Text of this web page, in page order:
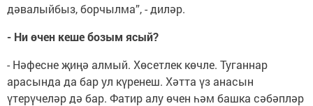
дәвалыйбыз, борчылма”, - диләр.
- Ни өчен кеше бозым ясый?
- Нәфесне җиңә алмый. Хөсетлек көчле. Туганнар
арасында да бар ул күренеш. Хәтта үз анасын
үтерүчеләр дә бар. Фатир алу өчен һәм башка сәбәпләр